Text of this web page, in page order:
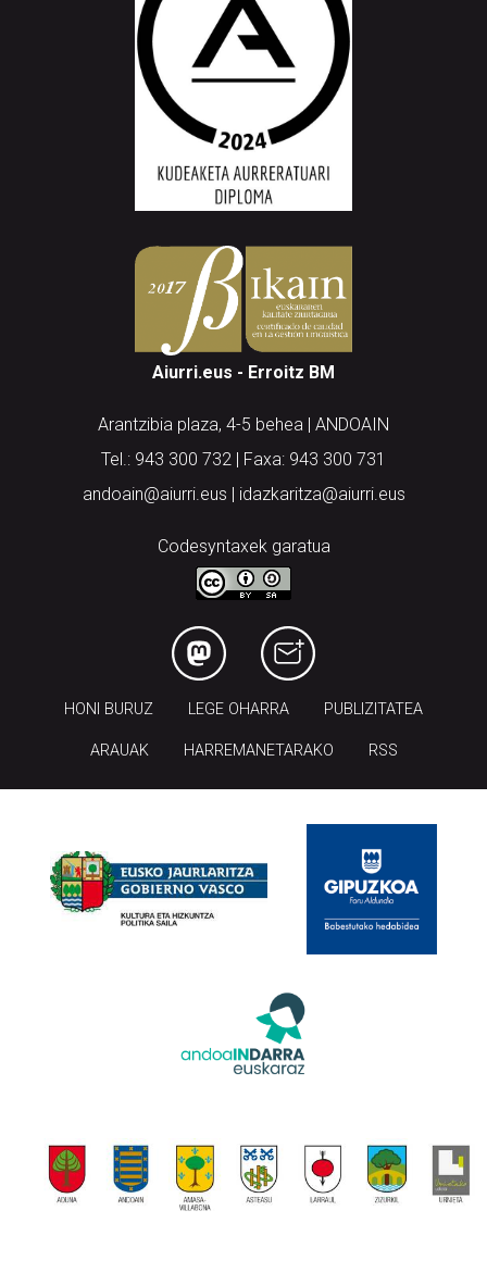
Aiurri.eus - Erroitz BM
Arantzibia plaza, 4-5 behea | ANDOAIN
Tel.: 943 300 732 | Faxa: 943 300 731
andoain@aiurri.eus | idazkaritza@aiurri.eus
Codesyntaxek garatua
HONI BURUZ LEGE OHARRA PUBLIZITATEA
ARAUAK HARREMANETARAKO RSS